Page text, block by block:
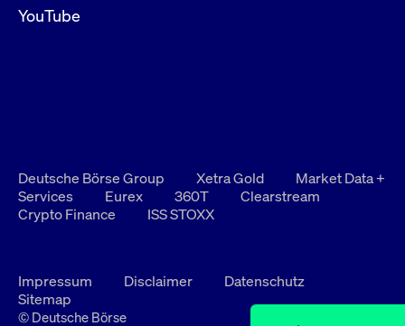
YouTube
Deutsche Börse Group Xetra Gold
Market Data +
Services
Eurex 360T
Clearstream
Crypto Finance
ISS STOXX
Impressum Disclaimer
Datenschutz
Sitemap
© Deutsche Börse